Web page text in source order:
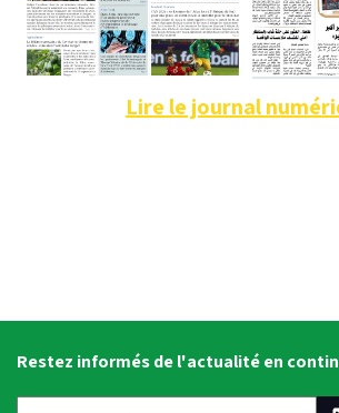
Lire le journal
Restez informés de l'actualité en